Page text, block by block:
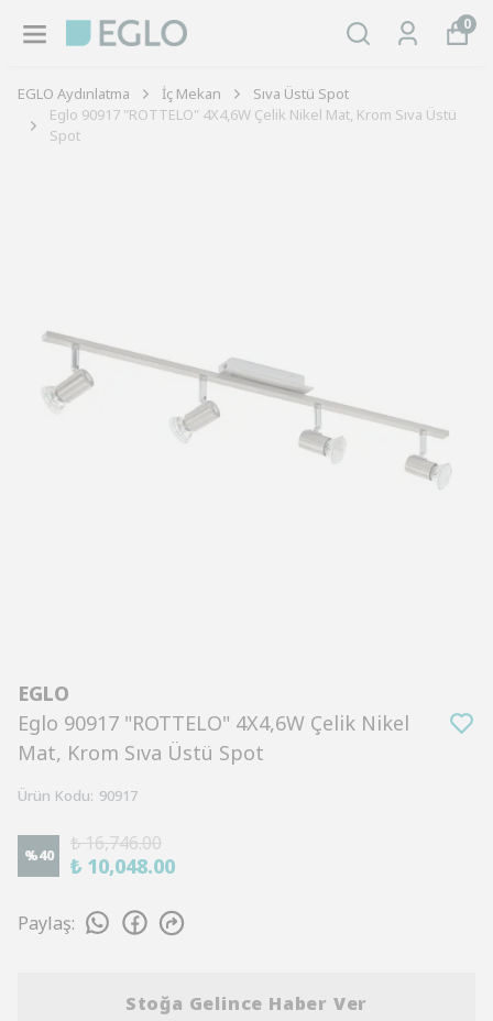
0
EGLO Aydınlatma İç Mekan
Sıva Üstü Spot
Eglo 90917 "ROTTELO" 4X4,6W Çelik Nikel Mat, Krom Sıva Üstü
Spot
EGLO
Eglo 90917 "ROTTELO" 4X4,6W Çelik Nikel
Mat, Krom Sıva Üstü Spot
Ürün Kodu: 90917
%40
₺ 16,746.00
₺ 10,048.00
Paylaş:
Stoğa Gelince Haber Ver